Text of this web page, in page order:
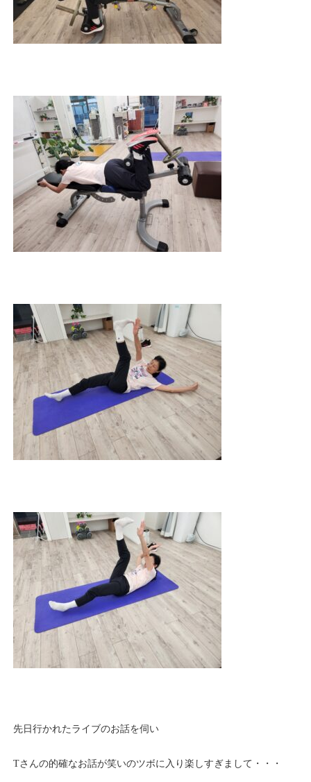
先日行かれたライブのお話を伺い
Tさんの的確なお話が笑いのツボに入り楽しすぎまして・・・